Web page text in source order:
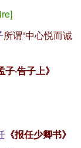
所谓“中心悦而诚
子·告子上》
《报任少卿书》